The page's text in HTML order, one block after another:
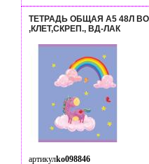
ТЕТРАДЬ ОБЩАЯ А5 48Л
,КЛЕТ,СКРЕП., ВД-ЛАК
артикулko098846